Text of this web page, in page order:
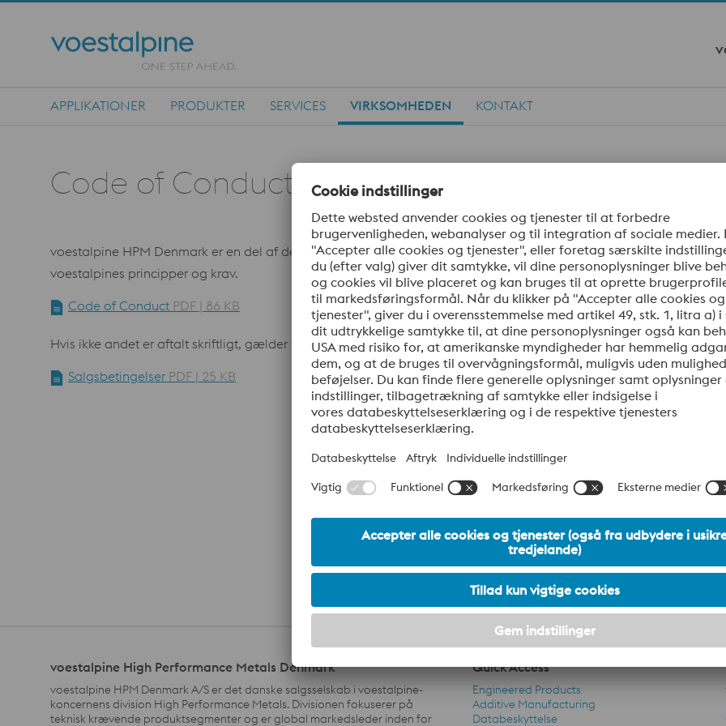
APPLIKATIONER PRODUKTER SERVICES VIRKSOMHEDEN KONTAKT
Code of Conduct & salgsbetingelser
voestalpine HPM Denmark er en del af den globale stålkoncern voestalpine AG. Vi forventer, at vores
voestalpines principper og krav.
Code of Conduct PDF | 86 KB
Hvis ikke andet er aftalt skriftligt, gælder følgende generelle salgs- og leveringsbetingelser.
Salgsbetingelser PDF | 25 KB
voestalpine High Performance Metals Denmark
voestalpine HPM Denmark A/S er det danske salgsselskab i voestalpine-
koncernens division High Performance Metals. Divisionen fokuserer på
teknisk krævende produktsegmenter og er global markedsleder inden for
Quick Access
Engineered Products
Additive Manufacturing
Databeskyttelse